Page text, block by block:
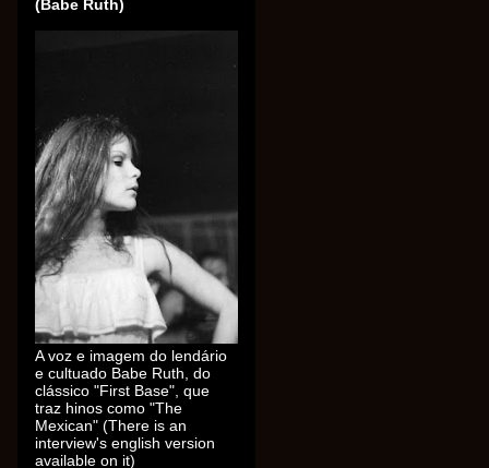
(Babe Ruth)
A voz e imagem do lendário
e cultuado Babe Ruth, do
clássico "First Base", que
traz hinos como "The
Mexican" (There is an
interview's english version
available on it)